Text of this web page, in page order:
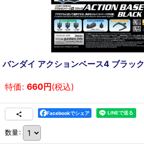
バンダイ アクションベース4 ブラック
特価: 660円(税込)
Facebookでシェア
数量: